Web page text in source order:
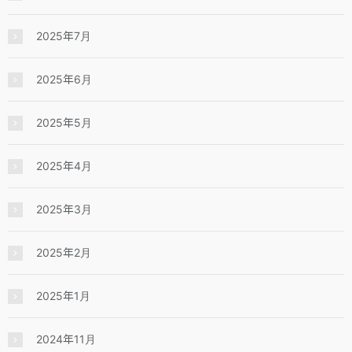
2025年7月
2025年6月
2025年5月
2025年4月
2025年3月
2025年2月
2025年1月
2024年11月